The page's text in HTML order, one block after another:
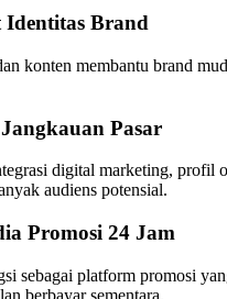
Identitas Brand
konten membantu brand
Pasar
digital marketing, profil
audiens potensial.
Promosi 24 Jam
sebagai platform promosi
berbayar sementara.